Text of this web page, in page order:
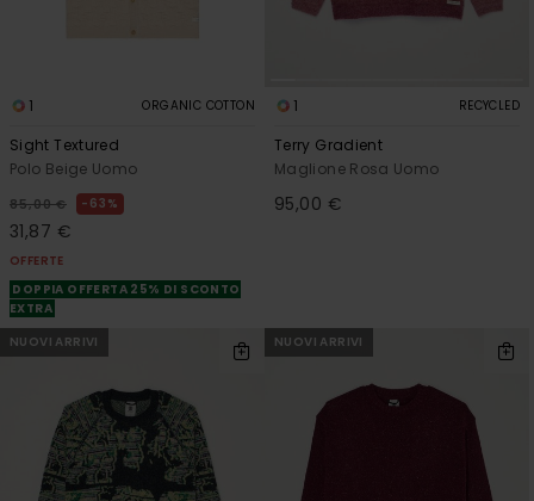
1 ORGANIC COTTON
Sight Textured
Polo Beige Uomo
85,00 € 63%
31,87 €
OFFERTE
DOPPIA OFFERTA 25% DI SCONTO
EXTRA
1 RECYCLED
Terry Gradient
Maglione Rosa Uomo
95,00 €
NUOVI ARRIVI NUOVI ARRIVI